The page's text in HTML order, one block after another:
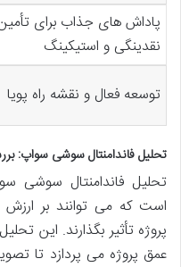
پاداش های جذاب برای
نقدینگی و استیکینگ
توسعه فعال و نقشه راه پویا
تحلیل فاندامنتال سوشی سواپ:
تحلیل فاندامنتال سوشی
است که می توانند بر
پروژه تأثیر بگذارند. این
عمق پروژه می پردازد تا